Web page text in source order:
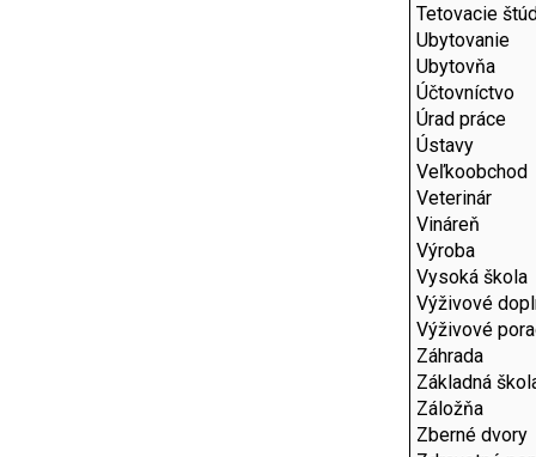
Tetovacie
Ubytovanie
Ubytovňa
Účtovníctvo
Úrad práce
Ústavy
Veľkoobchod
Veterinár
Vináreň
Výroba
Vysoká škola
Výživové
Výživové
Záhrada
Základná
Záložňa
Zberné dvory